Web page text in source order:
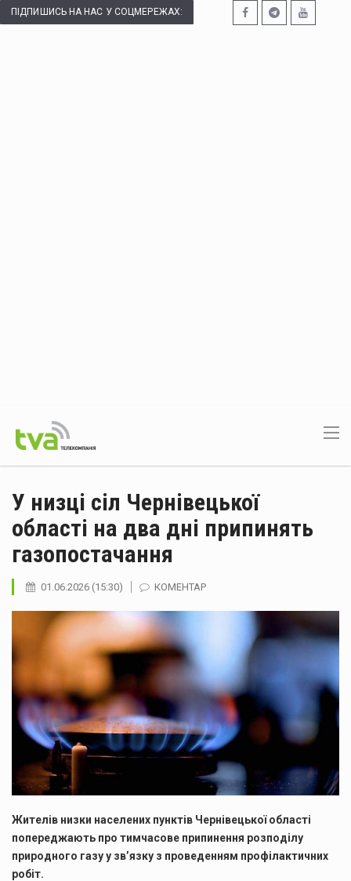
ПІДПИШИСЬ НА НАС У СОЦМЕРЕЖАХ:
У низці сіл Чернівецької
області на два дні припинять
газопостачання
01.06.2026 (15:30) КОМЕНТАР
Жителів низки населених пунктів Чернівецької області
попереджають про тимчасове припинення розподілу
природного газу у зв’язку з проведенням профілактичних
робіт.